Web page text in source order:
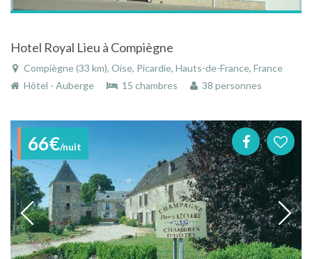
Hotel Royal Lieu à Compiègne
Compiègne (33 km), Oise, Picardie, Hauts-de-France, France
Hôtel - Auberge
15 chambres 38 personnes
66€/nuit